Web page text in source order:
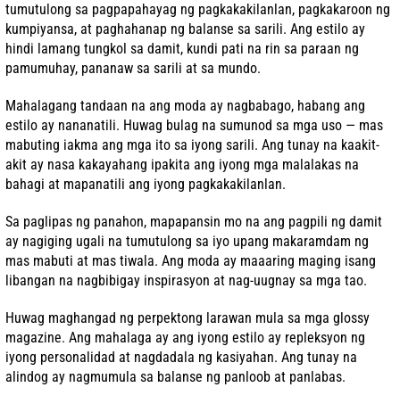
tumutulong sa pagpapahayag ng pagkakakilanlan, pagkakaroon ng
kumpiyansa, at paghahanap ng balanse sa sarili. Ang estilo ay
hindi lamang tungkol sa damit, kundi pati na rin sa paraan ng
pamumuhay, pananaw sa sarili at sa mundo.
Mahalagang tandaan na ang moda ay nagbabago, habang ang
estilo ay nananatili. Huwag bulag na sumunod sa mga uso — mas
mabuting iakma ang mga ito sa iyong sarili. Ang tunay na kaakit-
akit ay nasa kakayahang ipakita ang iyong mga malalakas na
bahagi at mapanatili ang iyong pagkakakilanlan.
Sa paglipas ng panahon, mapapansin mo na ang pagpili ng damit
ay nagiging ugali na tumutulong sa iyo upang makaramdam ng
mas mabuti at mas tiwala. Ang moda ay maaaring maging isang
libangan na nagbibigay inspirasyon at nag-uugnay sa mga tao.
Huwag maghangad ng perpektong larawan mula sa mga glossy
magazine. Ang mahalaga ay ang iyong estilo ay repleksyon ng
iyong personalidad at nagdadala ng kasiyahan. Ang tunay na
alindog ay nagmumula sa balanse ng panloob at panlabas.